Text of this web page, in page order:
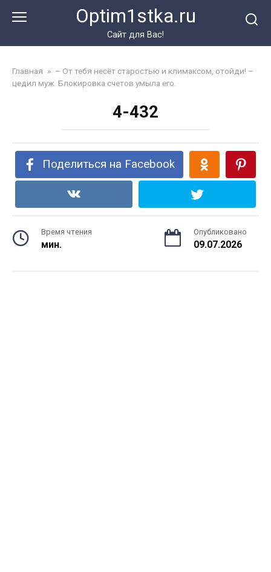
Optim1stka.ru
Сайт для Вас!
Главная » – От тебя несёт старостью и климаксом, отойди! –
цедил муж. Блокировка счетов умыла его.
4-432
Поделиться на Facebook
Время чтения
мин.
Опубликовано
09.07.2026